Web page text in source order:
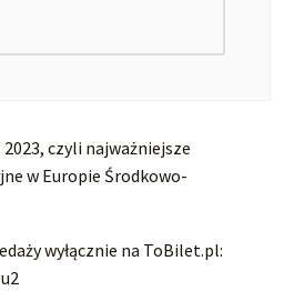
2023, czyli najważniejsze
w Europie Środkowo-
wyłącznie na ToBilet.pl: